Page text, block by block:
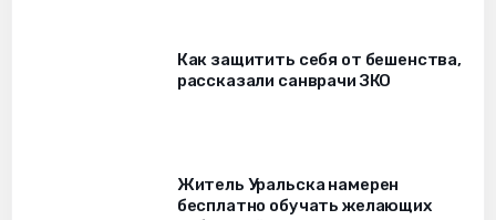
Как защитить себя от бешенства,
рассказали санврачи ЗКО
Житель Уральска намерен
бесплатно обучать желающих